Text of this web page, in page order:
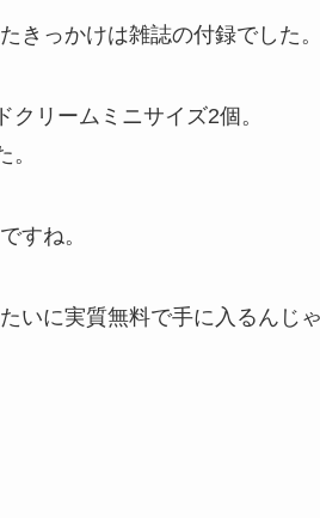
きっかけは雑誌の付録でした
リームミニサイズ2個。
すね。
いに実質無料で手に入るんじ